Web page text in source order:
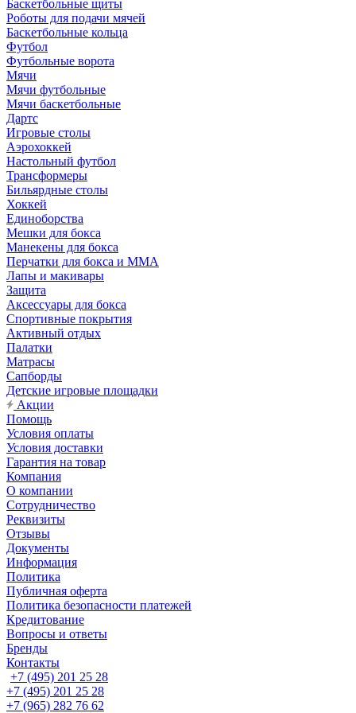
Баскетбольные щиты
Роботы для подачи мячей
Баскетбольные кольца
Футбол
Футбольные ворота
Мячи
Мячи футбольные
Мячи баскетбольные
Дартс
Игровые столы
Аэрохоккей
Настольный футбол
Трансформеры
Бильярдные столы
Хоккей
Единоборства
Мешки для бокса
Манекены для бокса
Перчатки для бокса и MMA
Лапы и макивары
Защита
Аксессуары для бокса
Спортивные покрытия
Активный отдых
Палатки
Матрасы
Сапборды
Детские игровые площадки
Акции
Помощь
Условия оплаты
Условия доставки
Гарантия на товар
Компания
О компании
Сотрудничество
Реквизиты
Отзывы
Документы
Информация
Политика
Публичная оферта
Политика безопасности платежей
Кредитование
Вопросы и ответы
Бренды
Контакты
+7 (495) 201 25 28
+7 (495) 201 25 28
+7 (965) 282 76 62